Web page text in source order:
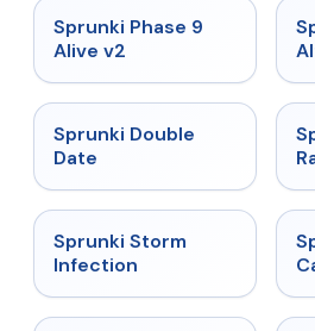
★
Sprunki Phase 9
Alive v2
★
Sprunki Double
Date
★
Sprunki Storm
Infection